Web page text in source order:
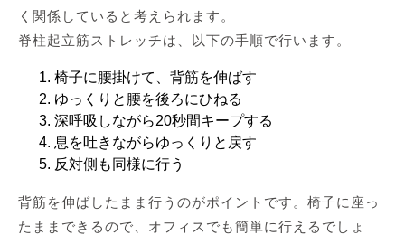
く関係していると考えられます。
脊柱起立筋ストレッチは、以下の手順で行います。
椅子に腰掛けて、背筋を伸ばす
ゆっくりと腰を後ろにひねる
深呼吸しながら20秒間キープする
息を吐きながらゆっくりと戻す
反対側も同様に行う
背筋を伸ばしたまま行うのがポイントです。椅子に座っ
たままできるので、オフィスでも簡単に行えるでしょ